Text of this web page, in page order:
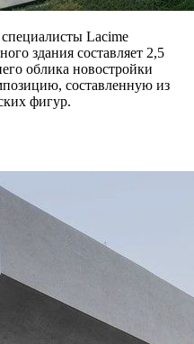
Lacime
здания составляет 2,5
облика новостройки
составленную из
фигур.